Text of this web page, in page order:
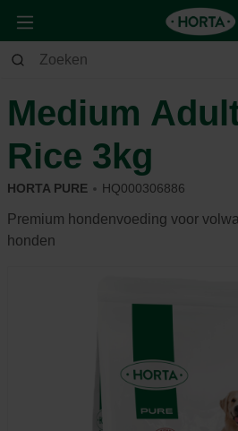
Dier Hond
Medium
Rice 3kg
HORTA PURE HQ000306886
Premium hondenvoeding voor
honden